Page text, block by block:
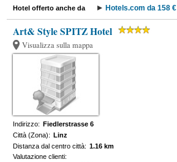
Hotel offerto anche da Hotels.com da 158 €
Art& Style SPITZ Hotel
Visualizza sulla mappa
Indirizzo: Fiedlerstrasse 6
Città (Zona): Linz
Distanza dal centro città: 1.16 km
Valutazione clienti: